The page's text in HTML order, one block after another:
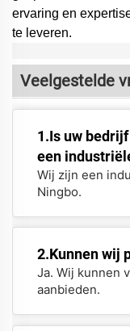
ervaring en
te leveren.
Veelgestelde
1.Is uw
een
Wij zijn een
Ningbo.
2.Kunnen wij
Ja. Wij kunnen
aanbieden.